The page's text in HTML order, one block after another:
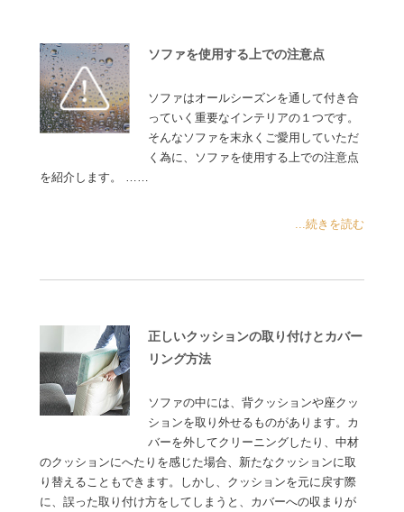
ソファを使用する上での注意点
ソファはオールシーズンを通して付き合
っていく重要なインテリアの１つです。
そんなソファを末永くご愛用していただ
く為に、ソファを使用する上での注意点
を紹介します。 ……
...続きを読む
正しいクッションの取り付けとカバー
リング方法
ソファの中には、背クッションや座クッ
ションを取り外せるものがあります。カ
バーを外してクリーニングしたり、中材
のクッションにへたりを感じた場合、新たなクッションに取
り替えることもできます。しかし、クッションを元に戻す際
に、誤った取り付け方をしてしまうと、カバーへの収まりが